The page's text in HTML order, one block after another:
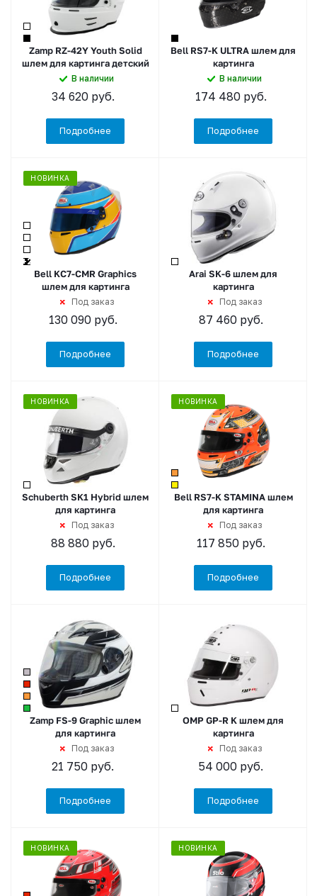
Zamp RZ-42Y Youth Solid
шлем для картинга детский
В наличии
34 620руб.
Подробнее
Bell RS7-K ULTRA шлем для
картинга
В наличии
174 480руб.
Подробнее
+2
НОВИНКА
Bell KC7-CMR Graphics
шлем для картинга
Под заказ
130 090руб.
Подробнее
Arai SK-6 шлем для
картинга
Под заказ
87 460руб.
Подробнее
НОВИНКА
Schuberth SK1 Hybrid шлем
для картинга
Под заказ
88 880руб.
Подробнее
НОВИНКА
Bell RS7-K STAMINA шлем
для картинга
Под заказ
117 850руб.
Подробнее
Zamp FS-9 Graphic шлем
для картинга
Под заказ
21 750 руб.
Подробнее
OMP GP-R K шлем для
картинга
Под заказ
54 000 руб.
Подробнее
НОВИНКА НОВИНКА